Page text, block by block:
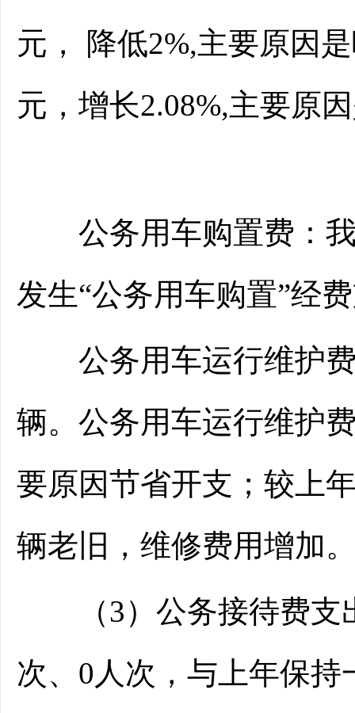
元， 降低2%,主要原因
元，增长2.08%,主要原
公务用车购置费：我
发生“公务用车购置”经
公务用车运行维护费
辆。公务用车运行维护
要原因节省开支；较上
辆老旧，维修费用增加
（3）公务接待费支
次、0人次，与上年保持